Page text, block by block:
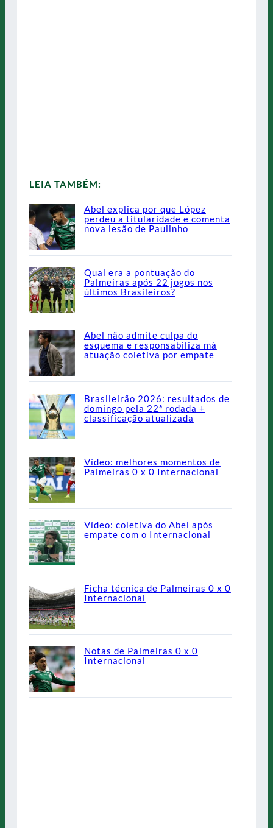
LEIA TAMBÉM:
Abel explica por que López
perdeu a titularidade e comenta
nova lesão de Paulinho
Qual era a pontuação do
Palmeiras após 22 jogos nos
últimos Brasileiros?
Abel não admite culpa do
esquema e responsabiliza má
atuação coletiva por empate
Brasileirão 2026: resultados de
domingo pela 22ª rodada +
classificação atualizada
Vídeo: melhores momentos de
Palmeiras 0 x 0 Internacional
Vídeo: coletiva do Abel após
empate com o Internacional
Ficha técnica de Palmeiras 0 x 0
Internacional
Notas de Palmeiras 0 x 0
Internacional